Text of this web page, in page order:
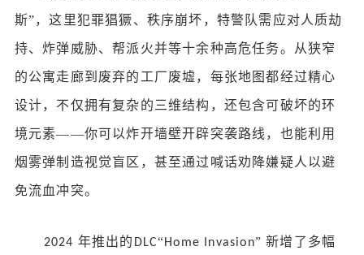
斯”，这里犯罪猖獗、秩序崩坏，特警队需应对人质劫
持、炸弹威胁、帮派火并等十余种高危任务。从狭窄
的公寓走廊到废弃的工厂废墟，每张地图都经过精心
设计，不仅拥有复杂的三维结构，还包含可破坏的环
境元素——你可以炸开墙壁开辟突袭路线，也能利用
烟雾弹制造视觉盲区，甚至通过喊话劝降嫌疑人以避
免流血冲突。
2024 年推出的 DLC“Home Invasion” 新增了多幅